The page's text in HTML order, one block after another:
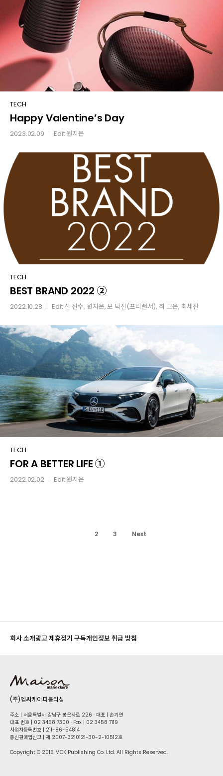
Happy
Valentine’s
Day
TECH
Happy Valentine’s Day
2023.02.09 Edit원지은
BEST
BRAND
2022
TECH
BEST BRAND 2022 ②
2022.10.28 Edit신 진수, 원지은,모 덕진(프리랜서), 최 고은, 최세진
FOR
A
BETTER
TECH
FOR A BETTER LIFE ①
2022.02.02 Edit원지은
2 3 Next
회사 소개광고 제휴정기 구독개인정보 취급 방침
(주)엠씨케이퍼블리싱
주소 | 서울특별시 강남구 봉은사로 226 · 대표 | 손기연
대표 번호 | 02 34​58 7300 · Fax | 02 34​58 7119
사업자등록번호 | 211-86-5​4814
통신판매업신고 | 제 2007-3210121-30-2-10512호
Copyright © 2015 MCK Publishing Co. Ltd. All Rights Reserved.